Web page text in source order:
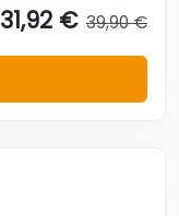
31,92 € 39,90 €